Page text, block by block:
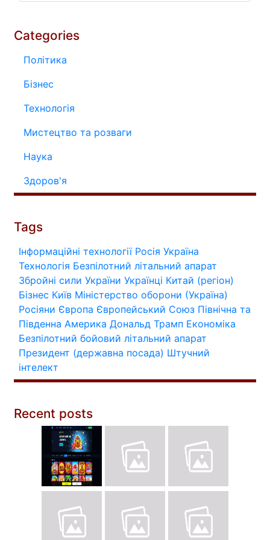
Categories
Політика
Бізнес
Технологія
Мистецтво та розваги
Наука
Здоров'я
Tags
Інформаційні технології Росія Україна
Технологія Безпілотний літальний апарат
Збройні сили України Українці Китай (регіон)
Бізнес Київ Міністерство оборони (Україна)
Росіяни Європа Європейський Союз Північна та
Південна Америка Дональд Трамп Економіка
Безпілотний бойовий літальний апарат
Президент (державна посада) Штучний
інтелект
Recent posts